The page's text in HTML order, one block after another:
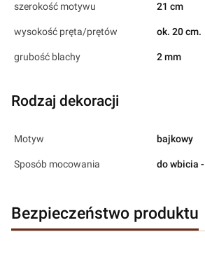
szerokość motywu 21 cm
wysokość pręta/prętów ok. 20 cm.
grubość blachy 2 mm
Rodzaj dekoracji
Motyw bajkowy
Sposób mocowania do wbicia
Bezpieczeństwo produktu